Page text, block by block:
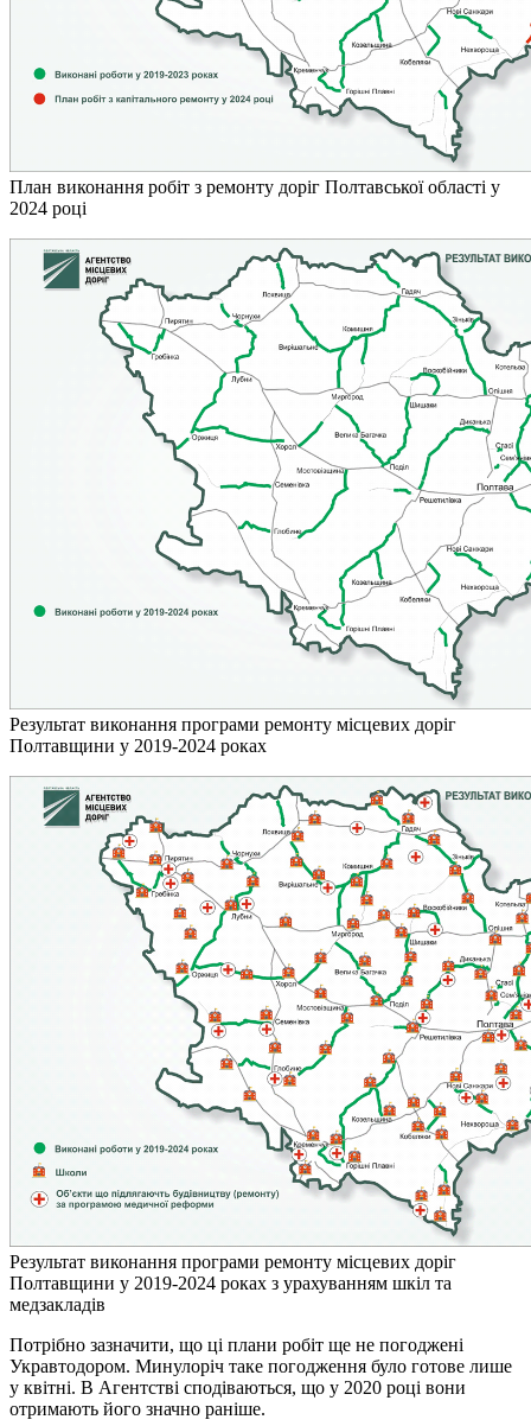
План виконання робіт з ремонту доріг Полтавської області у
2024 році
Результат виконання програми ремонту місцевих доріг
Полтавщини у 2019-2024 роках
Результат виконання програми ремонту місцевих доріг
Полтавщини у 2019-2024 роках з урахуванням шкіл та
медзакладів
Потрібно зазначити, що ці плани робіт ще не погоджені
Укравтодором. Минулоріч таке погодження було готове лише
у квітні. В Агентстві сподіваються, що у 2020 році вони
отримають його значно раніше.